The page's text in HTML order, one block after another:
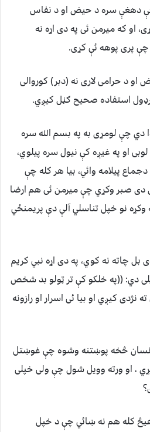
چې دهغې سره د حیض او د نفاس
او که میرمن ئی په دی اړه نه
پری پوهه ئې کړی.
او د حرامی لاری نه (دبر) کوروالی
استفاده صحیح ګڼل کیږي.
دي چې لومړی به په بسم الله سره
او په غیږه کې نیول سره پیلوي،
پیلامه وائي، بیا هر کله چې
دی صبر وکړي چې میرمن ئی هم ارضا
نو خپل تناسلي آلې دې پریمنځي
بل چاته نه کوي، په دی اړه نبي کریم
دي: ((په خلکو کې تر ټولو بد شخص
کیږي او بیا ئی اسرار او رازونه
انسان څخه پوښتنه وشوه چې غوښتل
، او ورته وویل شول چې ولی خپلی
کله هم نه ښائي چې د خپل